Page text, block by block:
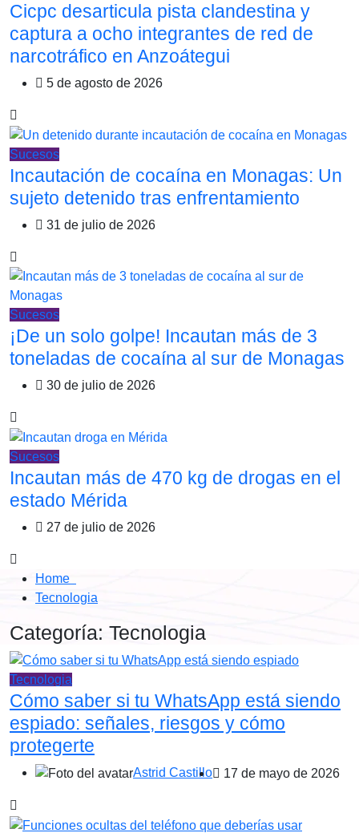
Cicpc desarticula pista clandestina y
captura a ocho integrantes de red de
narcotráfico en Anzoátegui
5 de agosto de 2026
Sucesos
Incautación de cocaína en Monagas: Un
sujeto detenido tras enfrentamiento
31 de julio de 2026
Sucesos
¡De un solo golpe! Incautan más de 3
toneladas de cocaína al sur de Monagas
30 de julio de 2026
Sucesos
Incautan más de 470 kg de drogas en el
estado Mérida
27 de julio de 2026
Home
Tecnologia
Categoría: Tecnologia
Tecnologia
Cómo saber si tu WhatsApp está siendo
espiado: señales, riesgos y cómo
protegerte
Astrid Castillo 17 de mayo de 2026